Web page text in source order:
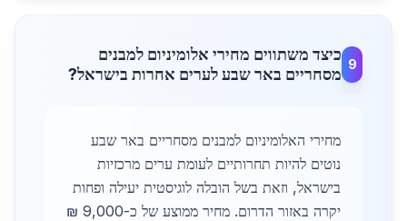
9
כיצד משתווים מחירי אלומיניום למבנים
מסחריים באר שבע לערים אחרות בישראל?
מחירי האלומיניום למבנים מסחריים באר שבע
נוטים להיות תחרותיים לעומת ערים מרכזיות
בישראל, וזאת בשל הובלה לוגיסטית יעילה ופחות
יקרה באזור הדרום. מחיר ממוצע של כ-9,000 ₪